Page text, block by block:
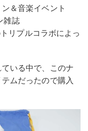
＆音楽イベント
雑誌
リプルコラボによっ
いる中で、このナ
ムだったので購入